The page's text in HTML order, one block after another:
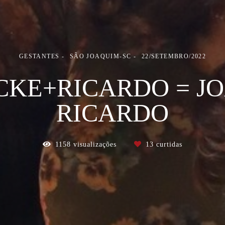
GESTANTES SÃO JOAQUIM-SC 22/SETEMBRO/2022
=
RICARDO
1158 visualizações 13 curtidas